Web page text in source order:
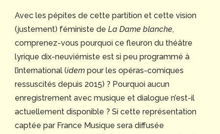
Avec les pépites de cette partition et cette vision
(justement) féministe de La Dame blanche,
comprenez-vous pourquoi ce fleuron du théâtre
lyrique dix-neuviémiste est si peu programmé à
l’international (idem pour les opéras-comiques
ressuscités depuis 2015) ? Pourquoi aucun
enregistrement avec musique et dialogue n’est-il
actuellement disponible ? Si cette représentation
captée par France Musique sera diffusée